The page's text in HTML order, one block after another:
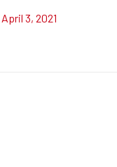
April 3, 2021